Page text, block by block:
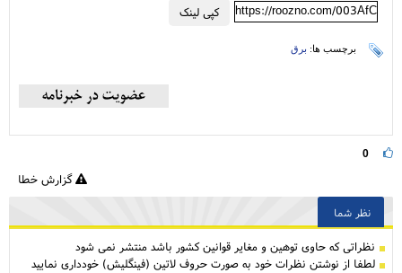
کپی لینک https://roozno.com/003AfC
برچسب ها: برق
0
گزارش خطا
نظر شما
نظراتی كه حاوی توهین و مغایر قوانین کشور باشد منتشر نمی شود
لطفا از نوشتن نظرات خود به صورت حروف لاتین (فینگلیش) خودداری نمایید